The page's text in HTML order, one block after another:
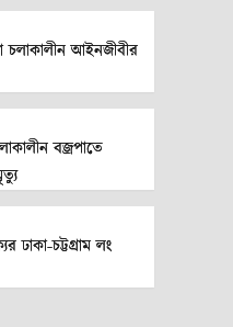
চলাকালীন আইনজীবীর
বজ্রপাতে
ঢাকা-চট্টগ্রাম লং